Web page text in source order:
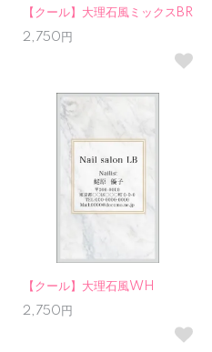
【クール】大理石風ミックスBR
2,750円
【クール】大理石風WH
2,750円